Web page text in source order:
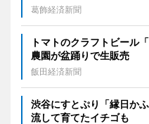
葛飾経済新聞
トマトのクラフトビール
農園が盆踊りで生販売
飯田経済新聞
渋谷にすとぷり「縁日か
流して育てたイチゴも